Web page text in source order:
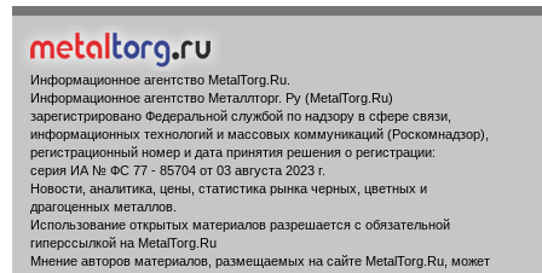
Информационное агентство MetalTorg.Ru
Информационное агентство Металлторг. Ру (MetalTorg.Ru)
зарегистрировано Федеральной службой по надзору в сфере связи,
информационных технологий и массовых коммуникаций (Роскомнадзор),
регистрационный номер и дата принятия решения о регистрации:
серия ИА № ФС 77 - 85704 от 03 августа 2023 г.
Новости, аналитика, цены, статистика рынка черных, цветных и
драгоценных металлов.
Использование открытых материалов разрешается с обязательной
гиперссылкой на MetalTorg.Ru
Мнение авторов материалов, размещаемых на сайте MetalTorg.Ru, может